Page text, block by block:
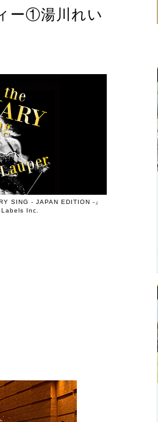
ー①湯川れい
SING - JAPAN EDITION -』
Inc.